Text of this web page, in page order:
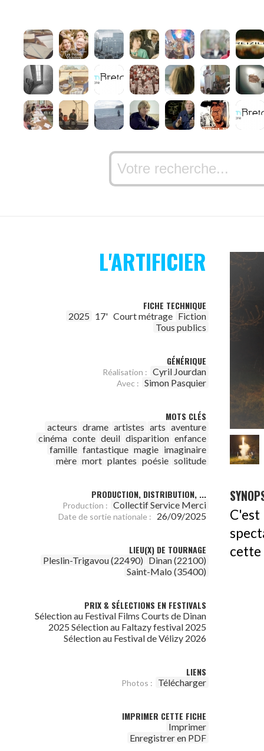
L'ARTIFICIER
FICHE TECHNIQUE
2025 17' Court métrage Fiction
Tous publics
GÉNÉRIQUE
Réalisation : Cyril Jourdan
Avec : Simon Pasquier
MOTS CLÉS
acteurs drame artistes arts aventure
cinéma conte deuil disparition enfance
famille fantastique magie imaginaire
mère mort plantes poésie solitude
PRODUCTION, DISTRIBUTION, ...
Production : Collectif Service Merci
Date de sortie nationale : 26/09/2025
LIEU(X) DE TOURNAGE
Pleslin-Trigavou (22490) Dinan (22100)
Saint-Malo (35400)
PRIX & SÉLECTIONS EN FESTIVALS
Sélection au Festival Films Courts de Dinan
2025 Sélection au Faltazy festival 2025
Sélection au Festival de Vélizy 2026
LIENS
Photos : Télécharger
IMPRIMER CETTE FICHE
Imprimer
Enregistrer en PDF
cette